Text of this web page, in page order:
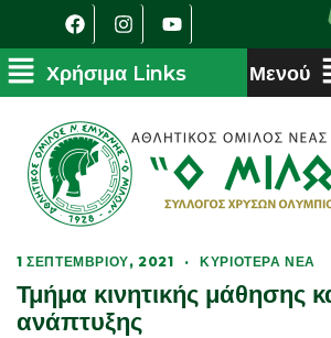
1 ΣΕΠΤΕΜΒΡΊΟΥ, 2021 · ΚΥΡΙΌΤΕΡΑ ΝΈΑ
Τμήμα κινητικής μάθησης
ανάπτυξης